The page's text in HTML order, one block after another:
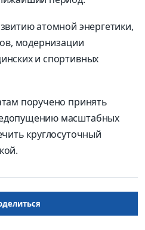
атомной энергетики,
модернизации
и спортивных
поручено принять
масштабных
круглосуточный